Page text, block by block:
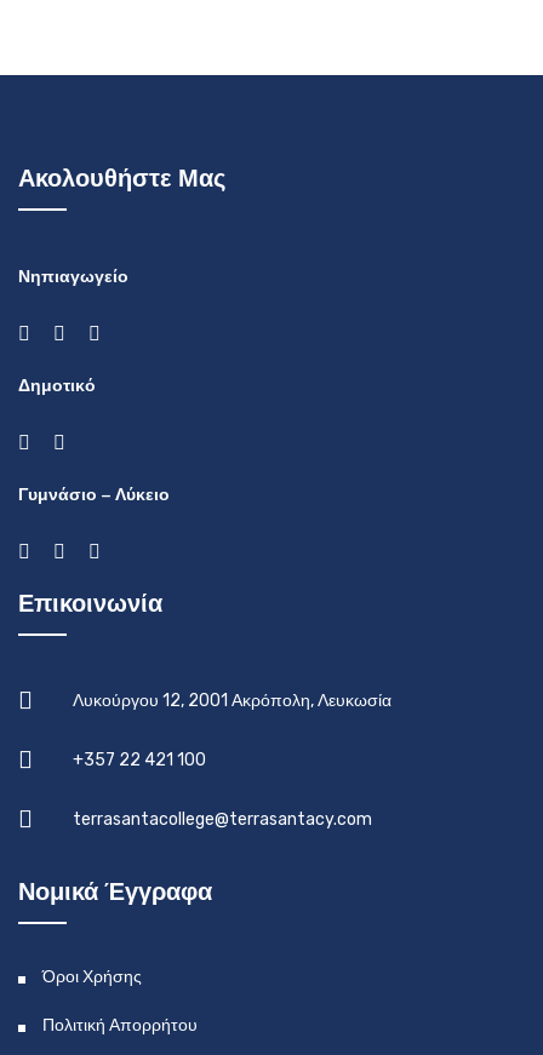
Ακολουθήστε Μας
Νηπιαγωγείο
Δημοτικό
Γυμνάσιο – Λύκειο
Επικοινωνία
Λυκούργου 12, 2001 Ακρόπολη, Λευκωσία
+357 22 421 100
terrasantacollege@terrasantacy.com
Νομικά Έγγραφα
Όροι Χρήσης
Πολιτική Απορρήτου